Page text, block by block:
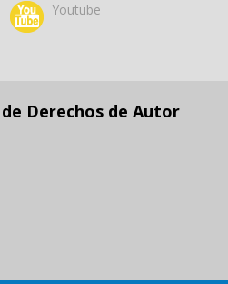
Youtube
Derechos de Autor